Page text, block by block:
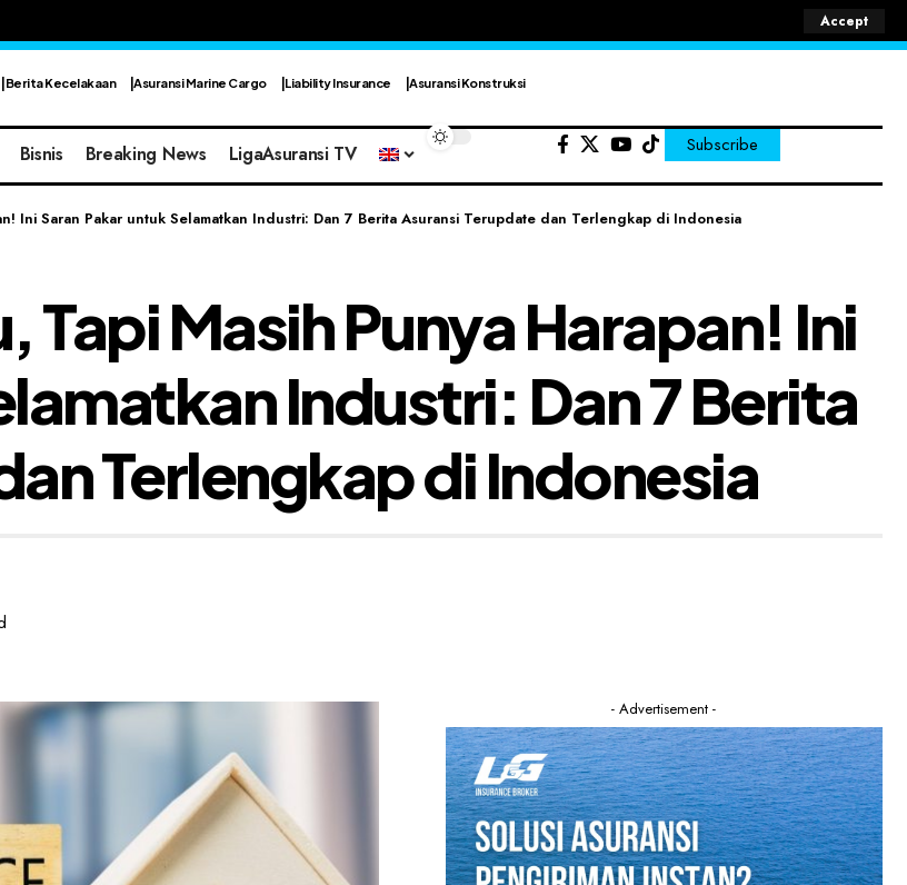
Accept
Berita Kecelakaan Asuransi Marine Cargo Liability Insurance Asuransi Konstruksi
Bisnis Breaking News LigaAsuransi TV Subscribe
Ini Saran Pakar untuk Selamatkan Industri: Dan 7 Berita Asuransi Terupdate dan Terlengkap di Indonesia
Tapi Masih Punya Harapan! Ini
Industri: Dan 7 Berita
Terlengkap di Indonesia
- Advertisement -